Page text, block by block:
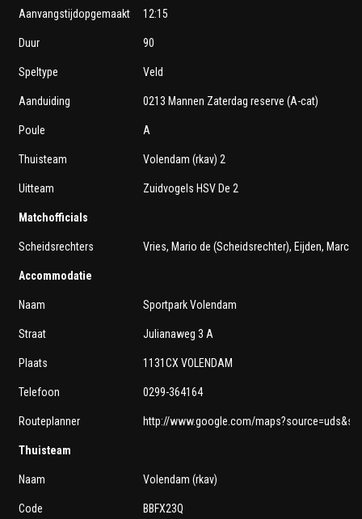
Aanvangstijdopgemaakt 12:15
Duur 90
Speltype Veld
Aanduiding 0213 Mannen Zaterdag reserve (A-cat)
Poule A
Thuisteam Volendam (rkav) 2
Uitteam Zuidvogels HSV De 2
Matchofficials
Scheidsrechters Vries, Mario de (Scheidsrechter), Eijden, Marc
Accommodatie
Naam Sportpark Volendam
Straat Julianaweg 3 A
Plaats 1131CX VOLENDAM
Telefoon 0299-364164
Routeplanner http://www.google.com/
Thuisteam
Naam Volendam (rkav)
Code BBFX23Q